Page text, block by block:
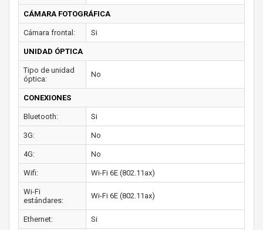
CÁMARA FOTOGRÁFICA
Cámara frontal: Si
UNIDAD ÓPTICA
Tipo de unidad
óptica:
No
CONEXIONES
Bluetooth: Si
3G: No
4G: No
Wifi: Wi-Fi 6E (802.11ax)
Wi-Fi
estándares:
Wi-Fi 6E (802.11ax)
Ethernet: Si